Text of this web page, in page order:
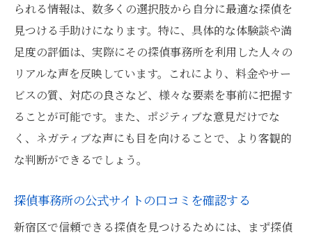
られる情報は、数多くの選択肢から自分に最適な探偵を
見つける手助けになります。特に、具体的な体験談や満
足度の評価は、実際にその探偵事務所を利用した人々の
リアルな声を反映しています。これにより、料金やサー
ビスの質、対応の良さなど、様々な要素を事前に把握す
ることが可能です。また、ポジティブな意見だけでな
く、ネガティブな声にも目を向けることで、より客観的
な判断ができるでしょう。
探偵事務所の公式サイトの口コミを確認する
新宿区で信頼できる探偵を見つけるためには、まず探偵